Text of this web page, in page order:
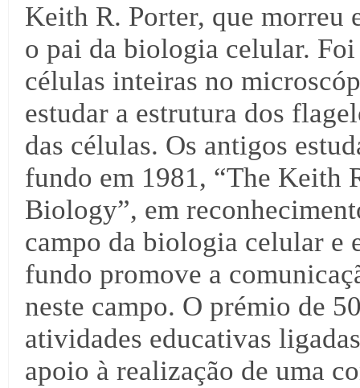
Keith R. Porter, que morreu
o pai da biologia celular.
células inteiras no
estudar a estrutura dos
das células. Os antigos
fundo em 1981, “The Keith
Biology”, em
campo da biologia celular e
fundo promove a
neste campo. O prémio de
atividades educativas
apoio à realização de uma